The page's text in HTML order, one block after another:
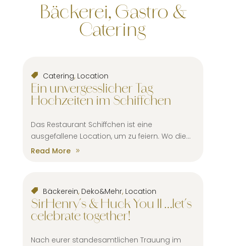
Bäckerei, Gastro &
Catering
Catering, Location
Ein unvergesslicher Tag
Hochzeiten im Schiffchen
Das Restaurant Schiffchen ist eine
ausgefallene Location, um zu feiern. Wo die...
Read More
Bäckerein, Deko&Mehr, Location
SirHenry´s & Huck You II …let´s
celebrate together!
Nach eurer standesamtlichen Trauung im